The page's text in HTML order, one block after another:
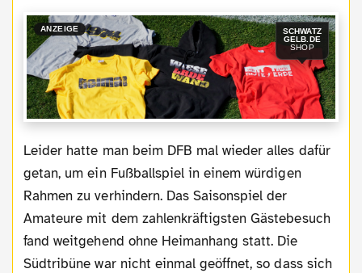
ANZEIGE
SCHWATZ
GELB.DE
SHOP
Leider hatte man beim DFB mal wieder alles dafür
getan, um ein Fußballspiel in einem würdigen
Rahmen zu verhindern. Das Saisonspiel der
Amateure mit dem zahlenkräftigsten Gästebesuch
fand weitgehend ohne Heimanhang statt. Die
Südtribüne war nicht einmal geöffnet, so dass sich